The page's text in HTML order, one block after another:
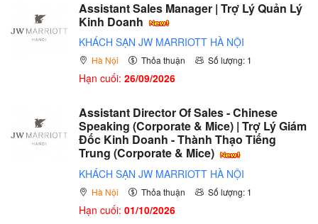
Assistant Sales Manager | Trợ Lý Quản Lý
Kinh Doanh
KHÁCH SẠN JW MARRIOTT HÀ NỘI
Hà Nội Thỏa thuận Số lượng: 1
Hạn cuối: 26/09/2026
Assistant Director Of Sales - Chinese
Speaking (Corporate & Mice) | Trợ Lý Giám
Đốc Kinh Doanh - Thành Thạo Tiếng
Trung (Corporate & Mice)
KHÁCH SẠN JW MARRIOTT HÀ NỘI
Hà Nội Thỏa thuận Số lượng: 1
Hạn cuối: 01/10/2026